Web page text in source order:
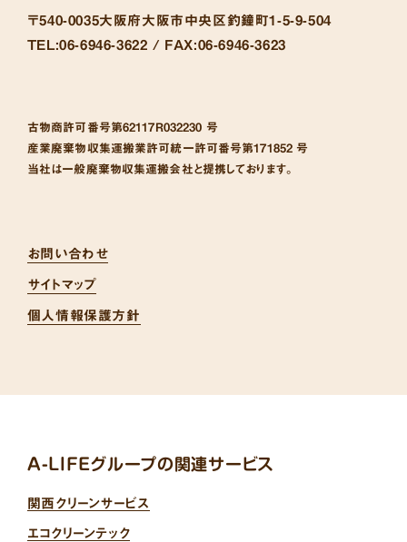
〒540-0035大阪府大阪市中央区釣鐘町1-5-9-504
TEL:06-6946-3622 / FAX:06-6946-3623
古物商許可番号第62117R032230 号
産業廃棄物収集運搬業許可統一許可番号第171852 号
当社は一般廃棄物収集運搬会社と提携しております。
お問い合わせ
サイトマップ
個人情報保護方針
A-LIFEグループの関連サービス
関西クリーンサービス
エコクリーンテック